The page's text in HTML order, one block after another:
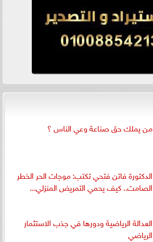
من يملك حق صناعة وعي الناس ؟
الدكتورة فاتن فتحي تكتب: موجات الحر الخطر
الصامت.. كيف يحمي التمريض المنزلي...
العدالة الرياضية ودورها في جذب الاستثمار
الرياضي